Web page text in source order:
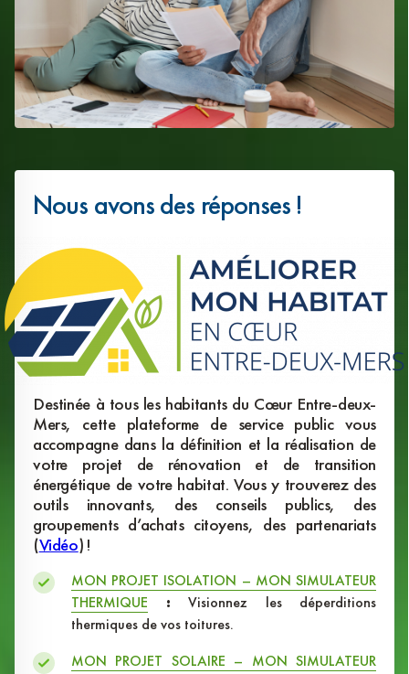
Nous avons des réponses !
Destinée à tous les habitants du Cœur Entre-deux-
Mers, cette plateforme de service public vous
accompagne dans la définition et la réalisation de
votre projet de rénovation et de transition
énergétique de votre habitat. Vous y trouverez des
outils innovants, des conseils publics, des
groupements d’achats citoyens, des partenariats
(Vidéo) !
MON PROJET ISOLATION – MON SIMULATEUR
THERMIQUE : Visionnez les déperditions
thermiques de vos toitures.
MON PROJET SOLAIRE – MON SIMULATEUR